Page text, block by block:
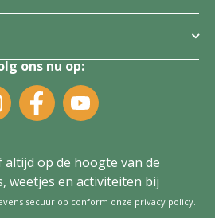
ons nu op:
op de hoogte van de
weetjes en activiteiten bij
secuur op conform onze privacy policy.